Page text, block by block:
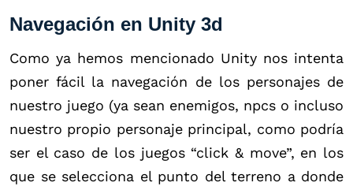
Navegación en Unity 3d
Como ya hemos mencionado Unity nos intenta
poner fácil la navegación de los personajes de
nuestro juego (ya sean enemigos, npcs o incluso
nuestro propio personaje principal, como podría
ser el caso de los juegos “click & move”, en los
que se selecciona el punto del terreno a donde